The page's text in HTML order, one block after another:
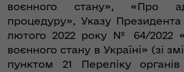
воєнного стану», «Про
процедуру», Указу Президента
лютого 2022 року № 64/2022
воєнного стану в Україні» (зі
пунктом 21 Переліку органів